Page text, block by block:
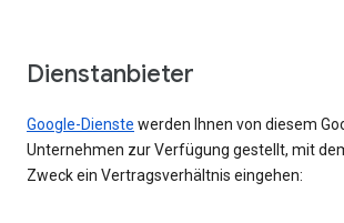
Dienstanbieter
Google-Dienste werden Ihnen von diesem
Unternehmen zur Verfügung gestellt, mit
Zweck ein Vertragsverhältnis eingehen: